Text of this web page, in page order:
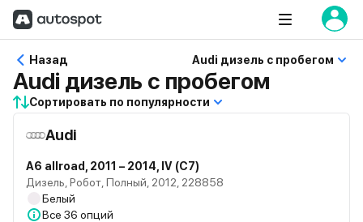
Назад Audi дизель с пробегом
Audi дизель с пробегом
Сортировать по популярности
Audi
A6 allroad, 2011 – 2014, IV (C7)
Дизель, Робот, Полный, 2012, 228858
Белый
Все 36 опций